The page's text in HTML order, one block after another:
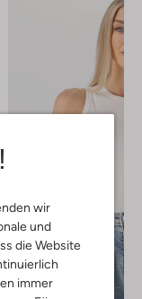
wir
und
die Website
immer